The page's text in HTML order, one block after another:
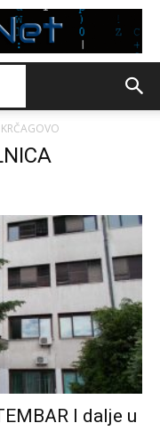
I dalje u